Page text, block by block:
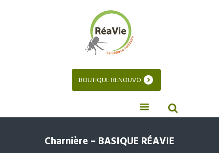
BOUTIQUE RENOUVO
Charnière – BASIQUE RÉAVIE